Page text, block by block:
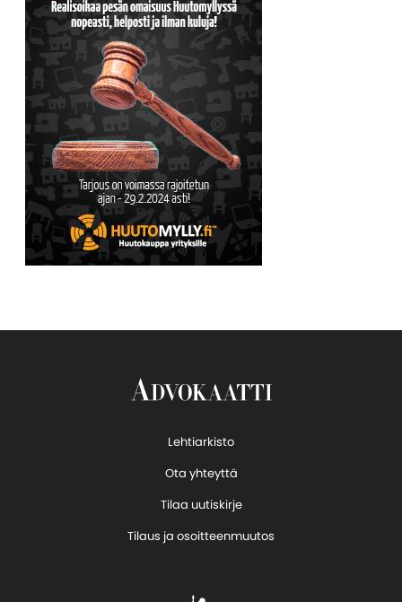
Lehtiarkisto
Ota yhteyttä
Tilaa uutiskirje
Tilaus ja osoitteenmuutos